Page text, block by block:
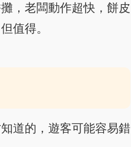
，老闆動作超快，餅皮
值得。
道的，遊客可能容易錯